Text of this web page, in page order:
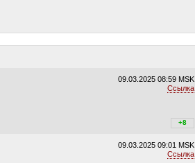
09.03.2025 08:59 MSK
Ссылка
+8
+9/–1
09.03.2025 09:01 MSK
Ссылка